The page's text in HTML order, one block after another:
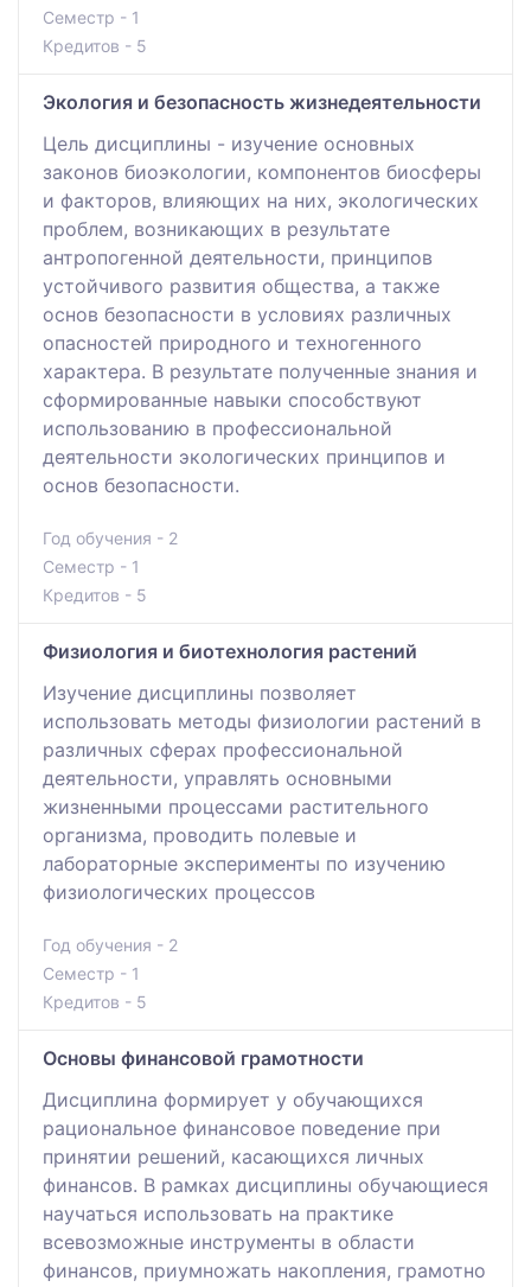
Семестр - 1
Кредитов - 5
Экология и безопасность жизнедеятельности
Цель дисциплины - изучение основных
законов биоэкологии, компонентов биосферы
и факторов, влияющих на них, экологических
проблем, возникающих в результате
антропогенной деятельности, принципов
устойчивого развития общества, а также
основ безопасности в условиях различных
опасностей природного и техногенного
характера. В результате полученные знания и
сформированные навыки способствуют
использованию в профессиональной
деятельности экологических принципов и
основ безопасности.
Год обучения - 2
Семестр - 1
Кредитов - 5
Физиология и биотехнология растений
Изучение дисциплины позволяет
использовать методы физиологии растений в
различных сферах профессиональной
деятельности, управлять основными
жизненными процессами растительного
организма, проводить полевые и
лабораторные эксперименты по изучению
физиологических процессов
Год обучения - 2
Семестр - 1
Кредитов - 5
Основы финансовой грамотности
Дисциплина формирует у обучающихся
рациональное финансовое поведение при
принятии решений, касающихся личных
финансов. В рамках дисциплины обучающиеся
научаться использовать на практике
всевозможные инструменты в области
финансов, приумножать накопления, грамотно